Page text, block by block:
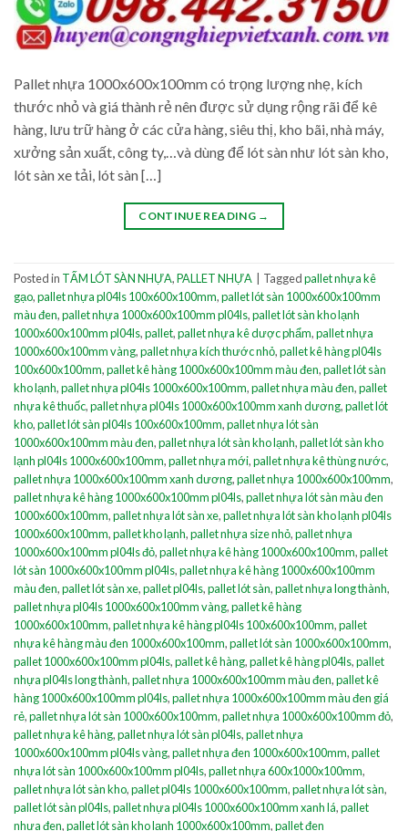
Pallet nhựa 1000x600x100mm có trọng lượng nhẹ, kích
thước nhỏ và giá thành rẻ nên được sử dụng rộng rãi để kê
hàng, lưu trữ hàng ở các cửa hàng, siêu thị, kho bãi, nhà máy,
xưởng sản xuất, công ty,…và dùng để lót sàn như lót sàn kho,
lót sàn xe tải, lót sàn […]
CONTINUE READING →
Posted in TẤM LÓT SÀN NHỰA,PALLET NHỰA Taggedpallet nhựa kê
gạo,pallet nhựa pl04ls 100x600x100mm,pallet lót sàn 1000x600x100mm
màu đen,pallet nhựa 1000x600x100mm pl04ls,pallet lót sàn kho lạnh
1000x600x100mm pl04ls,pallet,pallet nhựa kê dược phẩm,pallet nhựa
1000x600x100mm vàng,pallet nhựa kích thước nhỏ,pallet kê hàng pl04ls
100x600x100mm,pallet kê hàng 1000x600x100mm màu đen,pallet lót sàn
kho lạnh,pallet nhựa pl04ls 1000x600x100mm,pallet nhựa màu đen,pallet
nhựa kê thuốc,pallet nhựa pl04ls 1000x600x100mm xanh dương,pallet lót
kho,pallet lót sàn pl04ls 100x600x100mm,pallet nhựa lót sàn
1000x600x100mm màu đen,pallet nhựa lót sàn kho lạnh,pallet lót sàn kho
lạnh pl04ls 1000x600x100mm,pallet nhựa mới,pallet nhựa kê thùng nước,
pallet nhựa 1000x600x100mm xanh dương,pallet nhựa 1000x600x100mm,
pallet nhựa kê hàng 1000x600x100mm pl04ls,pallet nhựa lót sàn màu đen
1000x600x100mm,pallet nhựa lót sàn xe,pallet nhựa lót sàn kho lạnh pl04ls
1000x600x100mm,pallet kho lạnh,pallet nhựa size nhỏ,pallet nhựa
1000x600x100mm pl04ls đỏ,pallet nhựa kê hàng 1000x600x100mm,pallet
lót sàn 1000x600x100mm pl04ls,pallet nhựa kê hàng 1000x600x100mm
màu đen,pallet lót sàn xe,pallet pl04ls,pallet lót sàn,pallet nhựa long thành,
pallet nhựa pl04ls 1000x600x100mm vàng,pallet kê hàng
1000x600x100mm,pallet nhựa kê hàng pl04ls 100x600x100mm,pallet
nhựa kê hàng màu đen 1000x600x100mm,pallet lót sàn 1000x600x100mm,
pallet 1000x600x100mm pl04ls,pallet kê hàng,pallet kê hàng pl04ls,pallet
nhựa pl04ls long thành,pallet nhựa 1000x600x100mm màu đen,pallet kê
hàng 1000x600x100mm pl04ls,pallet nhựa 1000x600x100mm màu đen giá
rẻ,pallet nhựa lót sàn 1000x600x100mm,pallet nhựa 1000x600x100mm đỏ,
pallet nhựa kê hàng,pallet nhựa lót sàn pl04ls,pallet nhựa
1000x600x100mm pl04ls vàng,pallet nhựa đen 1000x600x100mm,pallet
nhựa lót sàn 1000x600x100mm pl04ls,pallet nhựa 600x1000x100mm,
pallet nhựa lót sàn kho,pallet pl04ls 1000x600x100mm,pallet nhựa lót sàn,
pallet lót sàn pl04ls,pallet nhựa pl04ls 1000x600x100mm xanh lá,pallet
nhựa đen,pallet lót sàn kho lạnh 1000x600x100mm,pallet đen